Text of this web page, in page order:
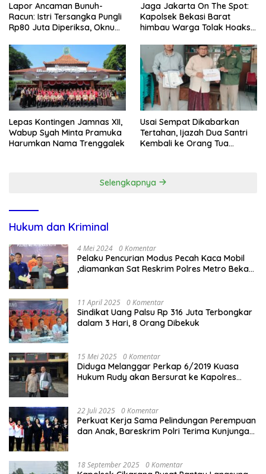
Lapor Ancaman Bunuh-
Racun: Istri Tersangka Pungli
Rp80 Juta Diperiksa, Oknum
Disdagperin
Jaga Jakarta On The Spot:
Kapolsek Bekasi Barat
himbau Warga Tolak Hoaks
Sholat Jumat
Lepas Kontingen Jamnas XII,
Wabup Syah Minta Pramuka
Harumkan Nama Trenggalek
Usai Sempat Dikabarkan
Tertahan, Ijazah Dua Santri
Kembali ke Orang Tua
Selengkapnya
Hukum dan Kriminal
4 Mei 2024 0 Komentar
Pelaku Pencurian Modus Pecah Kaca Mobil
,diamankan Sat Reskrim Polres Metro Bekasi
11 April 2025 0 Komentar
Sindikat Uang Palsu Rp 316 Juta Terbongkar
dalam 3 Hari, 8 Orang Dibekuk
15 Mei 2025 0 Komentar
Diduga Melanggar Perkap 6/2019 Kuasa
Hukum Rudy akan Bersurat ke Kapolres
22 Juli 2025 0 Komentar
Perkuat Kerja Sama Pelindungan Perempuan
dan Anak, Bareskrim Polri Terima Kunjungan
18 September 2025 0 Komentar